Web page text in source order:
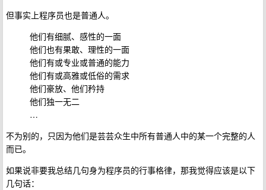
但事实上程序员也是普通人。
他们有细腻、感性的一面
他们也有果敢、理性的一面
他们有或专业或普通的能力
他们有或高雅或低俗的需求
他们豪放、他们矜持
他们独一无二
…
不为别的，只因为他们是芸芸众生中所有普通人中的某一个完整的人
而已。
如果说非要我总结几句身为程序员的行事格律，那我觉得应该是以下
几句话：